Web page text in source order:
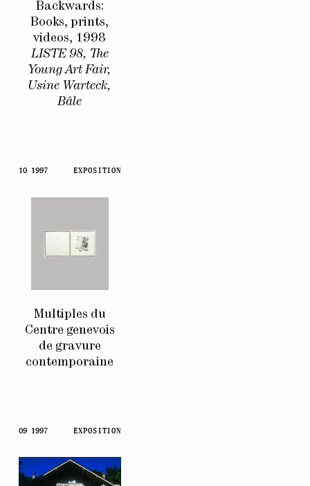
Backwards:
Books, prints,
videos, 1998
LISTE 98, The
Young Art Fair,
Usine Warteck,
Bâle
10 1997 EXPOSITION
Multiples du
Centre genevois
de gravure
contemporaine
09 1997 EXPOSITION